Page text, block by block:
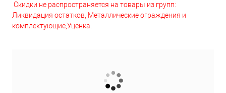
Скидки не распространяется на товары из групп:
Ликвидация остатков, Металлические ограждения и
комплектующие,Уценка.